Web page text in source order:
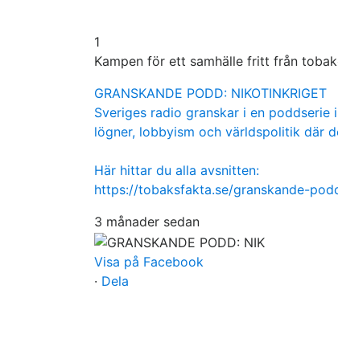
1
Kampen för ett samhälle fritt från
GRANSKANDE PODD: NIKOTINKRIGET
Sveriges radio granskar i en poddserie
lögner, lobbyism och världspolitik där
Här hittar du alla avsnitten:
https://tobaksfakta.se/granskande-
3 månader sedan
Visa på Facebook
· Dela